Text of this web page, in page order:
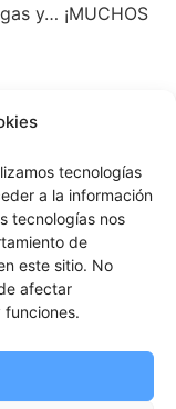
tecnologías
a la información
tecnologías nos
de
este sitio. No
afectar
y… ¡MUCHOS
CURSO
A
BOMBEROS